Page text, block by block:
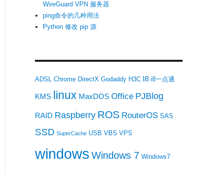
WireGuard VPN 服务器
ping命令的几种用法
Python 修改 pip 源
ADSL Chrome DirectX Godaddy H3C I8 i8一点通
KMS linux MaxDOS Office PJBlog
RAID Raspberry ROS RouterOS SAS
SSD SuperCache USB VBS VPS
windows Windows 7 Windows7